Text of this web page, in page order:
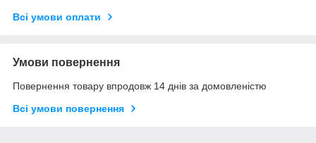
Всі умови оплати
Умови повернення
Повернення товару впродовж 14 днів за домовленістю
Всі умови повернення